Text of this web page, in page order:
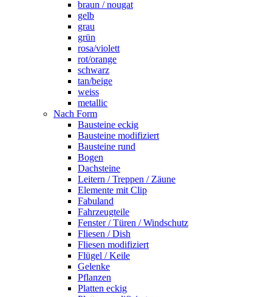
braun / nougat
gelb
grau
grün
rosa/violett
rot/orange
schwarz
tan/beige
weiss
metallic
Nach Form
Bausteine eckig
Bausteine modifiziert
Bausteine rund
Bogen
Dachsteine
Leitern / Treppen / Zäune
Elemente mit Clip
Fabuland
Fahrzeugteile
Fenster / Türen / Windschutz
Fliesen / Dish
Fliesen modifiziert
Flügel / Keile
Gelenke
Pflanzen
Platten eckig